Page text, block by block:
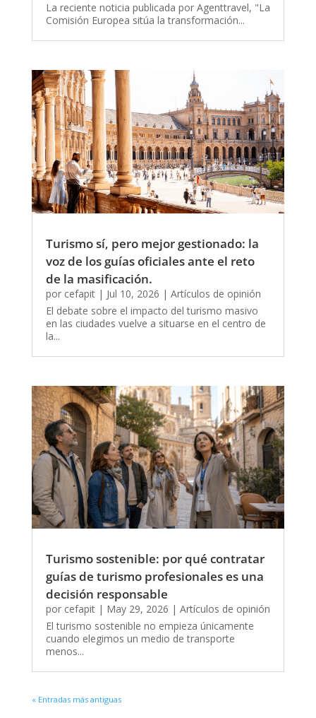
La reciente noticia publicada por Agenttravel, "La
Comisión Europea sitúa la transformación...
Turismo sí, pero mejor gestionado: la
voz de los guías oficiales ante el reto
de la masificación.
por cefapit| Jul 10, 2026 | Artículos de opinión
El debate sobre el impacto del turismo masivo
en las ciudades vuelve a situarse en el centro de
la...
Turismo sostenible: por qué contratar
guías de turismo profesionales es una
decisión responsable
por cefapit| May 29, 2026 | Artículos de opinión
El turismo sostenible no empieza únicamente
cuando elegimos un medio de transporte
menos...
« Entradas más antiguas